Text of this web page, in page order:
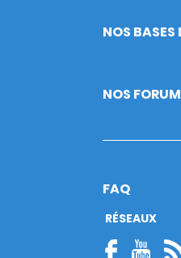
NOS BASES
NOS
FAQ
RÉSEAUX